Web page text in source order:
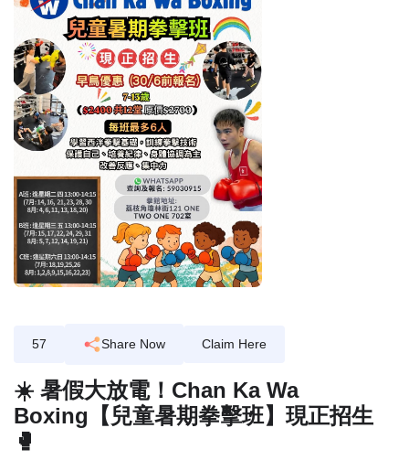
57 Share Now Claim Here
☀️ 暑假大放電！Chan Ka Wa
Boxing【兒童暑期拳擊班】現正招生
🥊